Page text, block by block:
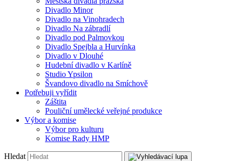
Divadlo Minor
Divadlo na Vinohradech
Divadlo Na zábradlí
Divadlo pod Palmovkou
Divadlo Spejbla a Hurvínka
Divadlo v Dlouhé
Hudební divadlo v Karlíně
Studio Ypsilon
Švandovo divadlo na Smíchově
Potřebuji vyřídit
Záštita
Pouliční umělecké veřejné produkce
Výbor a komise
Výbor pro kulturu
Komise Rady HMP
Hledat